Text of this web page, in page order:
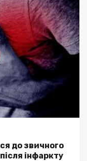
до звичного
інфаркту